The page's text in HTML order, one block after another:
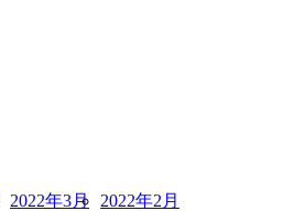
2022年3月
2022年2月